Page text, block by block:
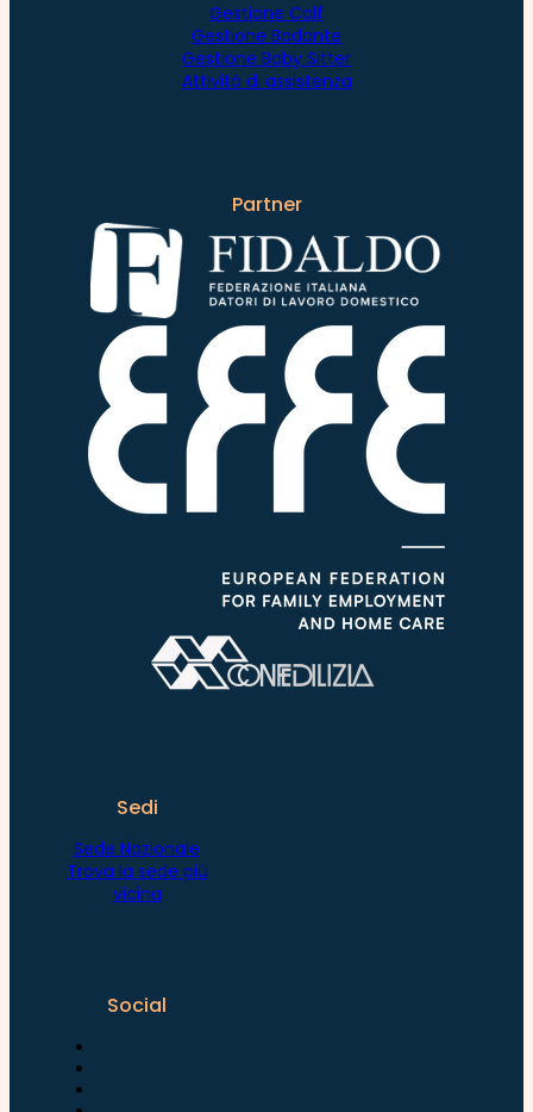
Gestione Colf
Gestione Badante
Gestione Baby Sitter
Attività di assistenza
Partner
Sedi
Sede Nazionale
Trova la sede più
vicina
Social